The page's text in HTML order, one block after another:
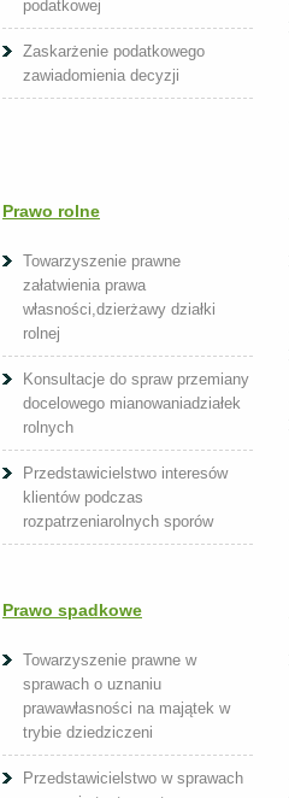
podatkowej
Zaskarżenie podatkowego
zawiadomienia decyzji
Prawo rolne
Towarzyszenie prawne
załatwienia prawa
własności,dzierżawy działki
rolnej
Konsultacje do spraw przemiany
docelowego mianowaniadziałek
rolnych
Przedstawicielstwo interesów
klientów podczas
rozpatrzeniarolnych sporów
Prawo spadkowe
Towarzyszenie prawne w
sprawach o uznaniu
prawawłasności na majątek w
trybie dziedziczeni
Przedstawicielstwo w sprawach